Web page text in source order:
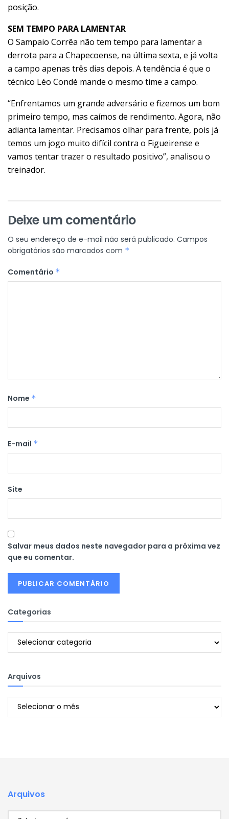
posição.
SEM TEMPO PARA LAMENTAR
O Sampaio Corrêa não tem tempo para lamentar a
derrota para a Chapecoense, na última sexta, e já volta
a campo apenas três dias depois. A tendência é que o
técnico Léo Condé mande o mesmo time a campo.
“Enfrentamos um grande adversário e fizemos um bom
primeiro tempo, mas caímos de rendimento. Agora, não
adianta lamentar. Precisamos olhar para frente, pois já
temos um jogo muito difícil contra o Figueirense e
vamos tentar trazer o resultado positivo”, analisou o
treinador.
Deixe um comentário
O seu endereço de e-mail não será publicado. Campos
obrigatórios são marcados com *
Comentário *
Nome *
E-mail *
Site
Salvar meus dados neste navegador para a próxima vez
que eu comentar.
Categorias
Categorias
Arquivos
Arquivos
Arquivos